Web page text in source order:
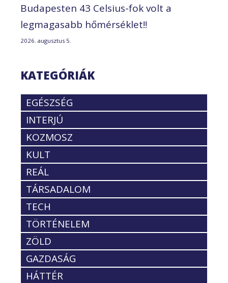
Budapesten 43 Celsius-fok volt a
legmagasabb hőmérséklet!!
2026. augusztus 5.
KATEGÓRIÁK
EGÉSZSÉG
INTERJÚ
KOZMOSZ
KULT
REÁL
TÁRSADALOM
TECH
TÖRTÉNELEM
ZÖLD
GAZDASÁG
HÁTTÉR